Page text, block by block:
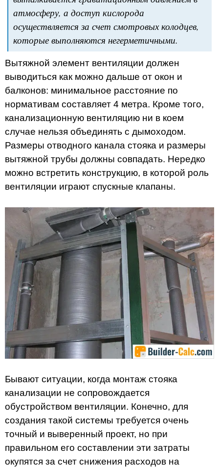
атмосферу, а доступ кислорода
осуществляется за счет смотровых колодцев,
которые выполняются негерметичными.
Вытяжной элемент вентиляции должен
выводиться как можно дальше от окон и
балконов: минимальное расстояние по
нормативам составляет 4 метра. Кроме того,
канализационную вентиляцию ни в коем
случае нельзя объединять с дымоходом.
Размеры отводного канала стояка и размеры
вытяжной трубы должны совпадать. Нередко
можно встретить конструкцию, в которой роль
вентиляции играют спускные клапаны.
Бывают ситуации, когда монтаж стояка
канализации не сопровождается
обустройством вентиляции. Конечно, для
создания такой системы требуется очень
точный и выверенный проект, но при
правильном его составлении эти затраты
окупятся за счет снижения расходов на